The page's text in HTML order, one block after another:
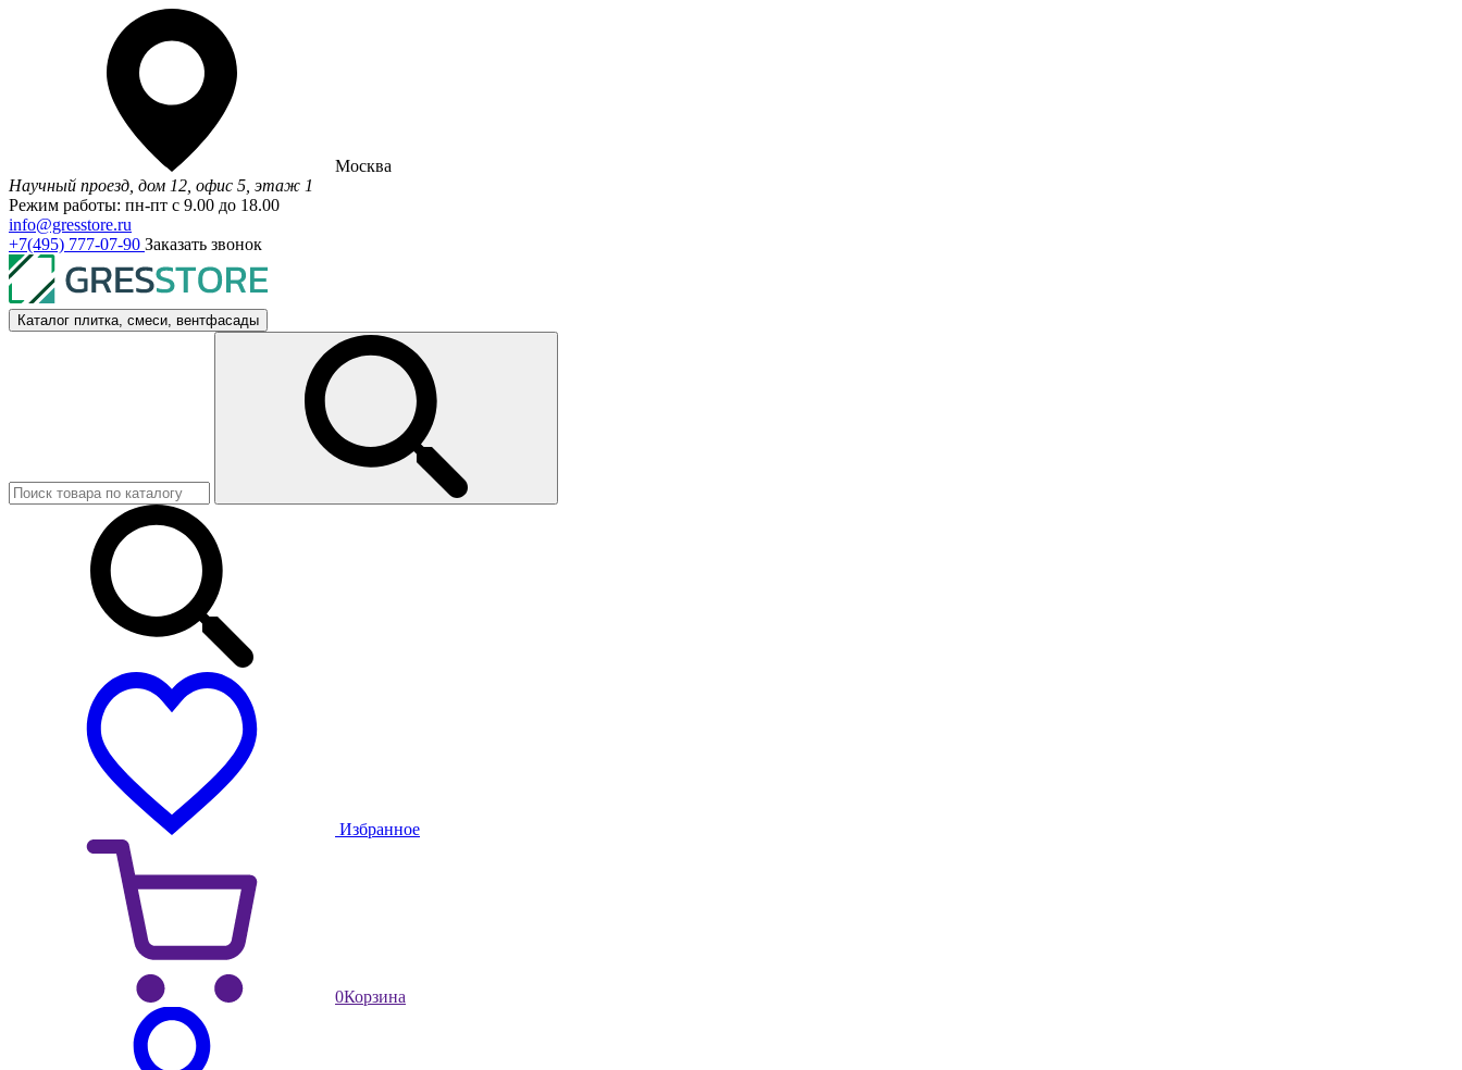
Москва
Научный проезд, дом 12, офис 5, этаж 1
Режим работы: пн-пт с 9.00 до 18.00
info@gresstore.ru
+7(495) 777-07-90 Заказать звонок
Каталог плитка, смеси, вентфасады
Избранное
0Корзина